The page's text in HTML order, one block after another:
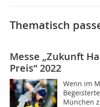
Thematisch
Messe „Zukunft
Preis“ 2022
Wenn im
München